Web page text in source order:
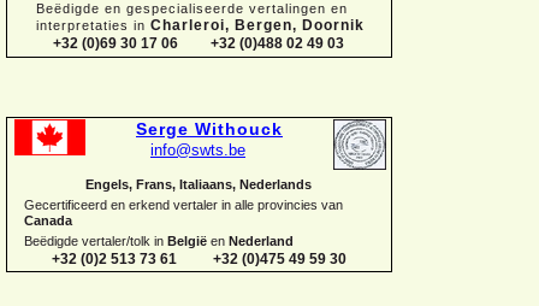
Beëdigde en gespecialiseerde vertalingen en
interpretaties in Charleroi, Bergen, Doornik
+32 (0)69 30 17 06 +32 (0)488 02 49 03
Serge Withouck
info@swts.be
Engels, Frans, Italiaans, Nederlands
Gecertificeerd en erkend vertaler in alle provincies van
Canada
Beëdigde vertaler/tolk in België en Nederland
+32 (0)2 513 73 61 +32 (0)475 49 59 30